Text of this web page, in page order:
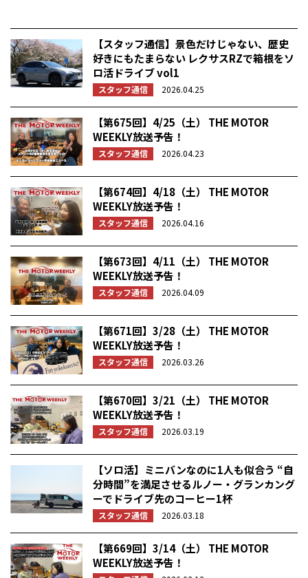
【スタッフ通信】景色だけじゃない、歴史
好きにもたまらない レクサスRZで箱根をソ
ロ活ドライブ vol1
スタッフ通信 2026.04.25
【第675回】4/25（土） THE MOTOR
WEEKLY放送予告！
スタッフ通信 2026.04.23
【第674回】4/18（土） THE MOTOR
WEEKLY放送予告！
スタッフ通信 2026.04.16
【第673回】4/11（土） THE MOTOR
WEEKLY放送予告！
スタッフ通信 2026.04.09
【第671回】3/28（土） THE MOTOR
WEEKLY放送予告！
スタッフ通信 2026.03.26
【第670回】3/21（土） THE MOTOR
WEEKLY放送予告！
スタッフ通信 2026.03.19
【ソロ活】ミニバンなのに1人も似合う “自
分時間”を満足させるルノー・グランカング
ーでドライブ先のコーヒー1杯
スタッフ通信 2026.03.18
【第669回】3/14（土） THE MOTOR
WEEKLY放送予告！